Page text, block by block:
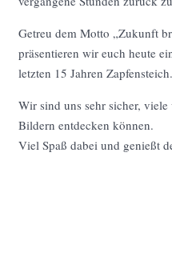
Getreu dem Motto „Zukunft
präsentieren wir euch heute
letzten 15 Jahren Zapfensteich.
Wir sind uns sehr sicher,
Bildern entdecken können.
Viel Spaß dabei und genießt